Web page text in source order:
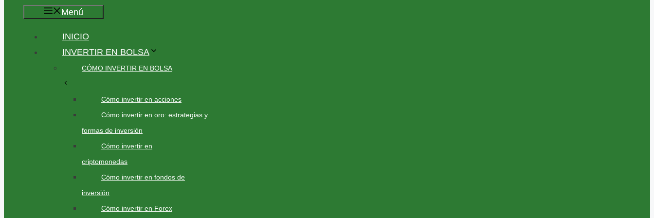
Menú
INICIO
INVERTIR EN BOLSA
CÓMO INVERTIR EN BOLSA
Cómo invertir en acciones
Cómo invertir en oro: estrategias y
formas de inversión
Cómo invertir en
criptomonedas
Cómo invertir en fondos de
inversión
Cómo invertir en Forex